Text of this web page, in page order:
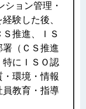
ション管理・
験した後、
推進、ＩＳ
署（ＣＳ推進
特にＩＳＯ認
環境・情報
員教育・指導